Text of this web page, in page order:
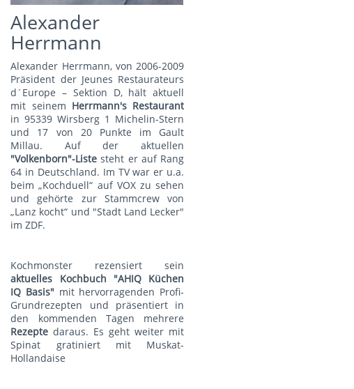
Alexander
Herrmann
Alexander Herrmann, von 2006-2009
Präsident der Jeunes Restaurateurs
d´Europe – Sektion D, hält aktuell
mit seinem Herrmann's Restaurant
in 95339 Wirsberg 1 Michelin-Stern
und 17 von 20 Punkte im Gault
Millau. Auf der aktuellen
"Volkenborn"-Liste steht er auf Rang
64 in Deutschland. Im TV war er u.a.
beim „Kochduell“ auf VOX zu sehen
und gehörte zur Stammcrew von
„Lanz kocht“ und "Stadt Land Lecker"
im ZDF.
Kochmonster rezensiert sein
aktuelles Kochbuch "AHIQ Küchen
IQ Basis" mit hervorragenden Profi-
Grundrezepten und präsentiert in
den kommenden Tagen mehrere
Rezepte daraus. Es geht weiter mit
Spinat gratiniert mit Muskat-
Hollandaise